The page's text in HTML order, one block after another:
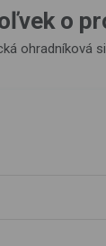
o
ohradníková